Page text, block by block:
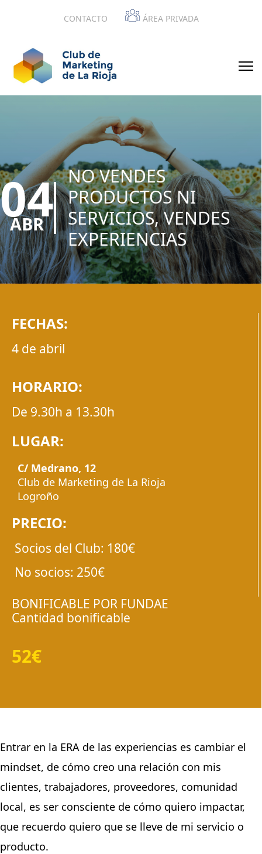
CONTACTO ÁREA PRIVADA
04
ABR
NO VENDES
PRODUCTOS NI
SERVICIOS, VENDES
EXPERIENCIAS
FECHAS:
4 de abril
HORARIO:
De 9.30h a 13.30h
LUGAR:
C/ Medrano, 12
Club de Marketing de La Rioja
Logroño
PRECIO:
Socios del Club: 180€
No socios: 250€
BONIFICABLE POR FUNDAE
Cantidad bonificable
52€
Entrar en la ERA de las experiencias es cambiar el
mindset, de cómo creo una relación con mis
clientes, trabajadores, proveedores, comunidad
local, es ser consciente de cómo quiero impactar,
que recuerdo quiero que se lleve de mi servicio o
producto.